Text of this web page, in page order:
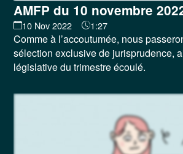
AMFP du 10 novembre
10 Nov 2022 1:27
Comme à l’accoutumée, nous
sélection exclusive de jurisprudence,
législative du trimestre écoulé.